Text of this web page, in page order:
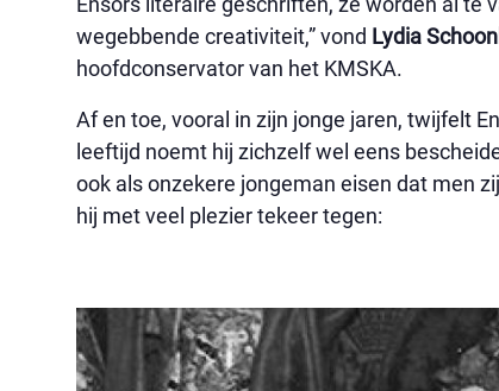
wegebbende creativiteit,” vond Lydia
hoofdconservator van het KMSKA.
Af en toe, vooral in zijn jonge jaren, twijfelt
leeftijd noemt hij zichzelf wel eens
ook als onzekere jongeman eisen dat men
hij met veel plezier tekeer tegen: